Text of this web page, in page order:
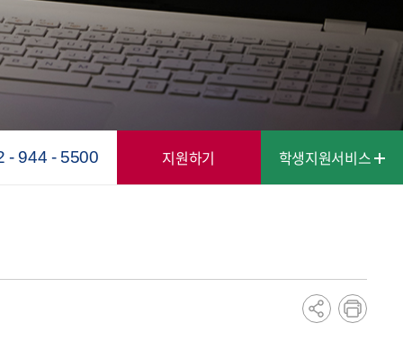
e-도서관
심리상담센터안내
학습도우미
인터넷증명발급
학생증 발급/인증 안내
행사 및 특강
교수칼럼
학사안내
- 944 - 5500 지원하기 학생지원서비스